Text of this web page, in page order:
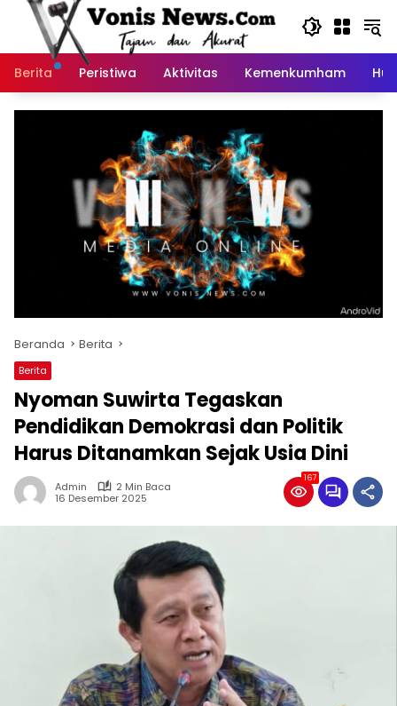
Langsung
Berita
Peristiwa Aktivitas Kemenkumham
Beranda Berita
Berita
Nyoman Suwirta Tegaskan
Pendidikan Demokrasi dan Politik
Harus Ditanamkan Sejak Usia Dini
Admin
2 Min Baca
16 Desember 2025
167